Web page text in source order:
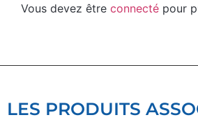
Vous devez être connecté pour
LES PRODUITS